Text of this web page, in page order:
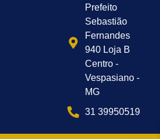
Prefeito
Sebastião
Fernandes
940 Loja B
Centro -
Vespasiano -
MG
31 39950519